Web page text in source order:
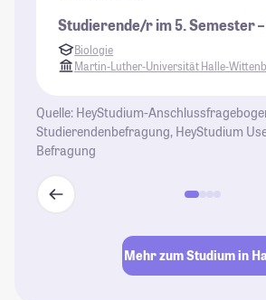
Studierende/r im 5. Semester
Biologie
Martin-Luther-Universität Halle-
Quelle: HeyStudium-
Studierendenbefragung, HeyStudium
Befragung
Mehr zum Studium in